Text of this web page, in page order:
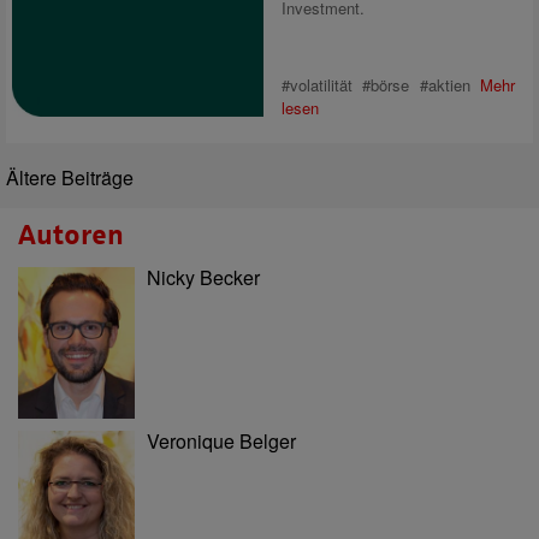
Investment.
#volatilität #börse #aktien Mehr
lesen
Ältere Beiträge
Autoren
Nicky Becker
Veronique Belger